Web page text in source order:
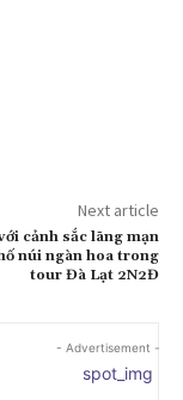
Next article
cảnh sắc lãng mạn
núi ngàn hoa trong
tour Đà Lạt 2N2Đ
- Advertisement -